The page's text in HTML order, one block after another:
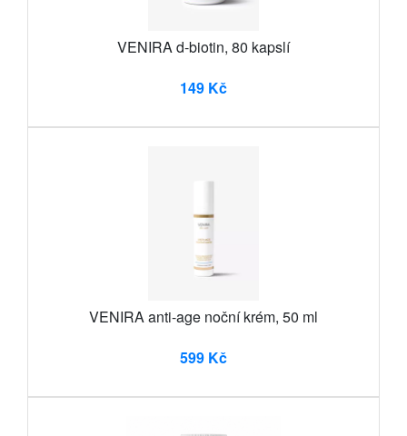
VENIRA d-biotin, 80 kapslí
149 Kč
VENIRA anti-age noční krém, 50 ml
599 Kč